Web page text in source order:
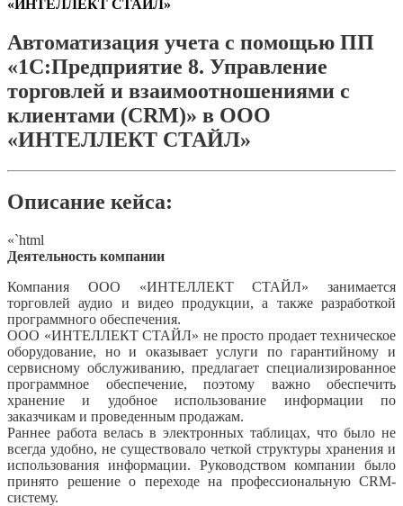
«ИНТЕЛЛЕКТ СТАЙЛ»
Автоматизация учета с помощью ПП
«1С:Предприятие 8. Управление
торговлей и взаимоотношениями с
клиентами (CRM)» в ООО
«ИНТЕЛЛЕКТ СТАЙЛ»
Описание кейса:
«`html
Деятельность компании
Компания ООО «ИНТЕЛЛЕКТ СТАЙЛ» занимается
торговлей аудио и видео продукции, а также разработкой
программного обеспечения.
ООО «ИНТЕЛЛЕКТ СТАЙЛ» не просто продает техническое
оборудование, но и оказывает услуги по гарантийному и
сервисному обслуживанию, предлагает специализированное
программное обеспечение, поэтому важно обеспечить
хранение и удобное использование информации по
заказчикам и проведенным продажам.
Раннее работа велась в электронных таблицах, что было не
всегда удобно, не существовало четкой структуры хранения и
использования информации. Руководством компании было
принято решение о переходе на профессиональную CRM-
систему.